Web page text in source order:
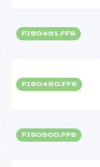
FIS0491.FFS
FIS0490.FFS
FIS0500.FFS